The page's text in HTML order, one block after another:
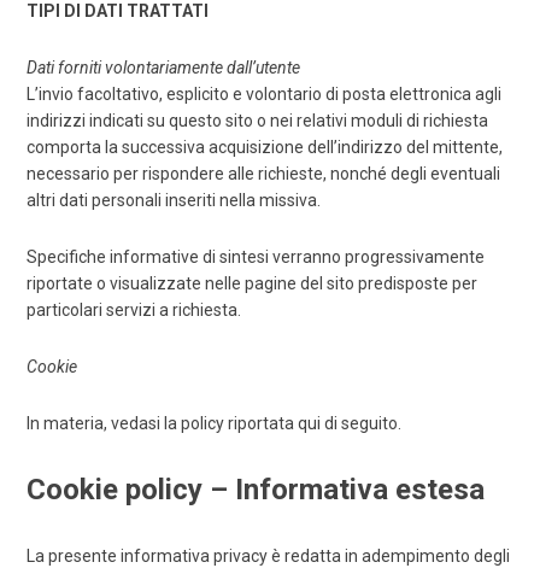
TIPI DI DATI TRATTATI
Dati forniti volontariamente dall’utente
L’invio facoltativo, esplicito e volontario di posta elettronica agli
indirizzi indicati su questo sito o nei relativi moduli di richiesta
comporta la successiva acquisizione dell’indirizzo del mittente,
necessario per rispondere alle richieste, nonché degli eventuali
altri dati personali inseriti nella missiva.
Specifiche informative di sintesi verranno progressivamente
riportate o visualizzate nelle pagine del sito predisposte per
particolari servizi a richiesta.
Cookie
In materia, vedasi la policy riportata qui di seguito.
Cookie policy – Informativa estesa
La presente informativa privacy è redatta in adempimento degli